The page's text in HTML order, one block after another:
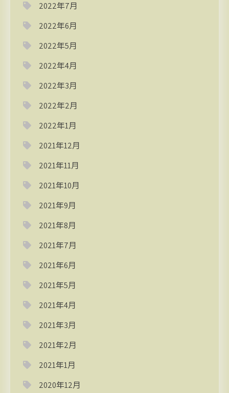
2022年7月
2022年6月
2022年5月
2022年4月
2022年3月
2022年2月
2022年1月
2021年12月
2021年11月
2021年10月
2021年9月
2021年8月
2021年7月
2021年6月
2021年5月
2021年4月
2021年3月
2021年2月
2021年1月
2020年12月